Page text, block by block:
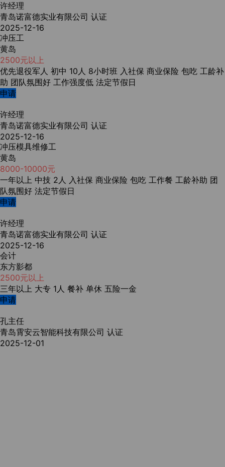
许经理
青岛诺富德实业有限公司 认证
2025-12-16
冲压工
黄岛
2500元以上
优先退役军人 初中 10人 8小时班 入社保 商业保险 包吃 工龄补
助 团队氛围好 工作强度低 法定节假日
申请
许经理
青岛诺富德实业有限公司 认证
2025-12-16
冲压模具维修工
黄岛
8000-10000元
一年以上 中技 2人 入社保 商业保险 包吃 工作餐 工龄补助 团
队氛围好 法定节假日
申请
许经理
青岛诺富德实业有限公司 认证
2025-12-16
会计
东方影都
2500元以上
三年以上 大专 1人 餐补 单休 五险一金
申请
孔主任
青岛霄安云智能科技有限公司 认证
2025-12-01